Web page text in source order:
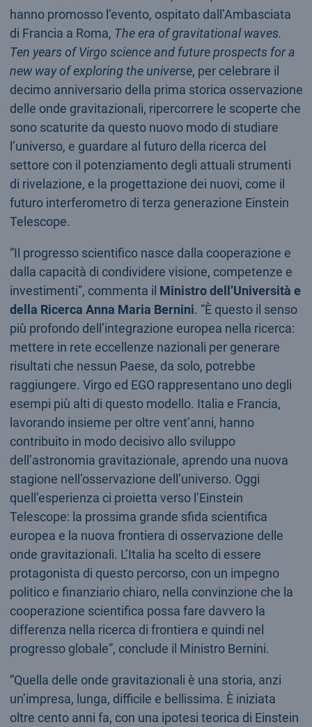
hanno promosso l’evento, ospitato dall’Ambasciata
di Francia a Roma, The era of gravitational waves.
Ten years of Virgo science and future prospects for a
new way of exploring the universe, per celebrare il
decimo anniversario della prima storica osservazione
delle onde gravitazionali, ripercorrere le scoperte che
sono scaturite da questo nuovo modo di studiare
l’universo, e guardare al futuro della ricerca del
settore con il potenziamento degli attuali strumenti
di rivelazione, e la progettazione dei nuovi, come il
futuro interferometro di terza generazione Einstein
Telescope.
“Il progresso scientifico nasce dalla cooperazione e
dalla capacità di condividere visione, competenze e
investimenti”, commenta il Ministro dell’Università e
della Ricerca Anna Maria Bernini. “È questo il senso
più profondo dell’integrazione europea nella ricerca:
mettere in rete eccellenze nazionali per generare
risultati che nessun Paese, da solo, potrebbe
raggiungere. Virgo ed EGO rappresentano uno degli
esempi più alti di questo modello. Italia e Francia,
lavorando insieme per oltre vent’anni, hanno
contribuito in modo decisivo allo sviluppo
dell’astronomia gravitazionale, aprendo una nuova
stagione nell’osservazione dell’universo. Oggi
quell’esperienza ci proietta verso l’Einstein
Telescope: la prossima grande sfida scientifica
europea e la nuova frontiera di osservazione delle
onde gravitazionali. L’Italia ha scelto di essere
protagonista di questo percorso, con un impegno
politico e finanziario chiaro, nella convinzione che la
cooperazione scientifica possa fare davvero la
differenza nella ricerca di frontiera e quindi nel
progresso globale”, conclude il Ministro Bernini.
“Quella delle onde gravitazionali è una storia, anzi
un’impresa, lunga, difficile e bellissima. È iniziata
oltre cento anni fa, con una ipotesi teorica di Einstein